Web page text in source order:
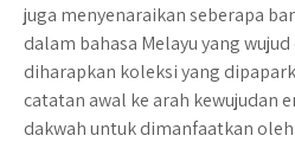
juga menyenaraikan seberapa
dalam bahasa Melayu yang
diharapkan koleksi yang
catatan awal ke arah kewujudan
dakwah untuk dimanfaatkan oleh